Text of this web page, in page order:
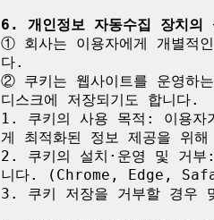
6. 개인정보 자동수집 장치
① 회사는 이용자에게 개별적
다.
② 쿠키는 웹사이트를 운영하
디스크에 저장되기도 합니다.
1. 쿠키의 사용 목적: 이용자
게 최적화된 정보 제공을 위해
2. 쿠키의 설치·운영 및 거부
니다. (Chrome, Edge,
3. 쿠키 저장을 거부할 경우